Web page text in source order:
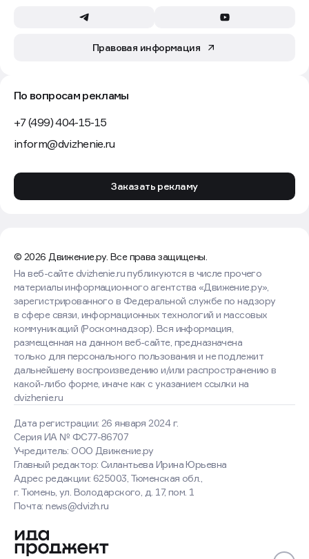
Правовая информация
По вопросам рекламы
+7 (499) 404-15-15
inform@dvizhenie.ru
Заказать рекламу
© 2026 Движение.ру. Все права защищены.
Дата регистрации: 26 января 2024 г.
Серия ИА № ФС77-86707
Учредитель: ООО Движение.ру
Главный редактор: Силантьева Ирина Юрьевна
Адрес редакции: 625003, Тюменская обл.,
г. Тюмень, ул. Володарского, д. 17, пом. 1
Почта: news@dvizh.ru
На веб-сайте dvizhenie.ru публикуются в числе прочего
материалы информационного агентства «Движение.ру»,
зарегистрированного в Федеральной службе по надзору
в сфере связи, информационных технологий и массовых
коммуникаций (Роскомнадзор). Вся информация,
размещенная на данном веб-сайте, предназначена
только для персонального пользования и не подлежит
дальнейшему воспроизведению и/или распространению в
какой-либо форме, иначе как с указанием ссылки на
dvizhenie.ru